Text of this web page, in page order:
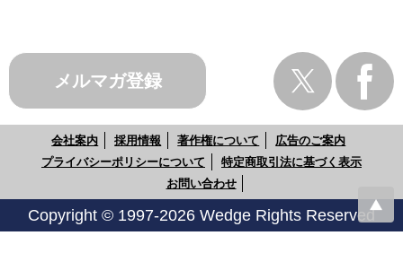
メルマガ登録
会社案内 採用情報 著作権について
広告のご案内
プライバシーポリシーについて
特定商取引法に基づく表示
お問い合わせ
Copyright © 1997-2026 Wedge Rights Reserved